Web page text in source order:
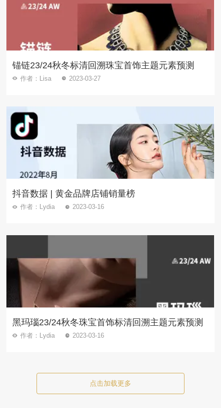
锚链23/24秋冬标清回溯珠宝首饰主题元素预测
作者：Lisa 2023-03-27
抖音数据 | 黄金品牌店铺销量榜
作者：Lydia 2023-03-16
黑玛瑙23/24秋冬珠宝首饰标清回溯主题元素预测
作者：Lydia 2023-03-16
点击加载更多